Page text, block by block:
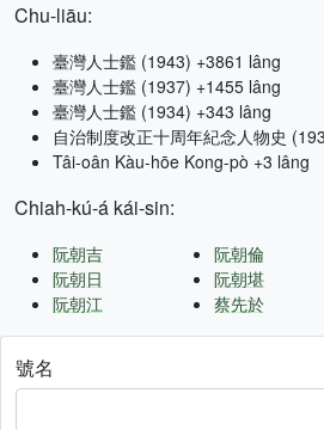
Chu-liāu:
臺灣人士鑑 (1943) +3861 lâng
臺灣人士鑑 (1937) +1455 lâng
臺灣人士鑑 (1934) +343 lâng
自治制度改正十周年紀念人物史
Tâi-oân Kàu-hōe Kong-pò +3 lâng
Chiah-kú-á kái-sin:
阮朝吉
阮朝日
阮朝江
阮朝倫
阮朝堪
蔡先於
號名